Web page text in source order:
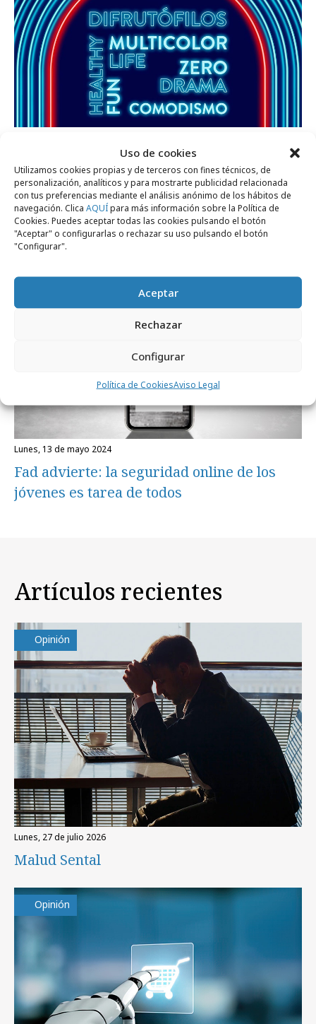
Uso de cookies
Utilizamos cookies propias y de terceros con fines técnicos, de
personalización, analíticos y para mostrarte publicidad relacionada
con tus preferencias mediante el análisis anónimo de los hábitos de
navegación. Clica AQUÍpara más información sobre la Política de
Cookies. Puedes aceptar todas las cookies pulsando el botón
"Aceptar" o configurarlas o rechazar su uso pulsando el botón
"Configurar".
Aceptar
Rechazar
Configurar
Política de CookiesAviso Legal
Desenfadada, hedonista y saludable, así es
la Generación Pec
Campañas
lunes, 13 de mayo 2024
Fad advierte: la seguridad online de los
jóvenes es tarea de todos
Artículos recientes
Opinión
lunes, 27 de julio 2026
Malud Sental
Opinión